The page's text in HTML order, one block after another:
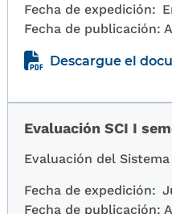
Fecha de expedición:
Fecha de publicación:
Descargue el
Evaluación SCI I
Evaluación del
Fecha de expedición:
Fecha de publicación: